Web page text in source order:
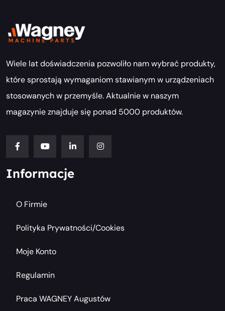
Wiele lat doświadczenia pozwoliło nam wybrać produkty,
które sprostają wymaganiom stawianym w urządzeniach
stosowanych w przemyśle. Aktualnie w naszym
magazynie znajduje się ponad 5000 produktów.
Informacje
O Firmie
Polityka Prywatności/cookies
Moje Konto
Regulamin
Praca WAGNEY Augustów